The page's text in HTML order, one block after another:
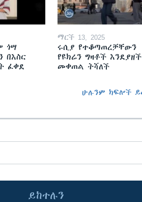
ጎሣ
በእስር
ፈቀደ
ማርች 13, 2025
ሩሲያ የተቆጣጠረቻቸውን
የዩክሬን ግዛቶች እንደያዘች
መቀጠል ትሻለች
ሁሉንም ክፍሎች
ይከተሉን